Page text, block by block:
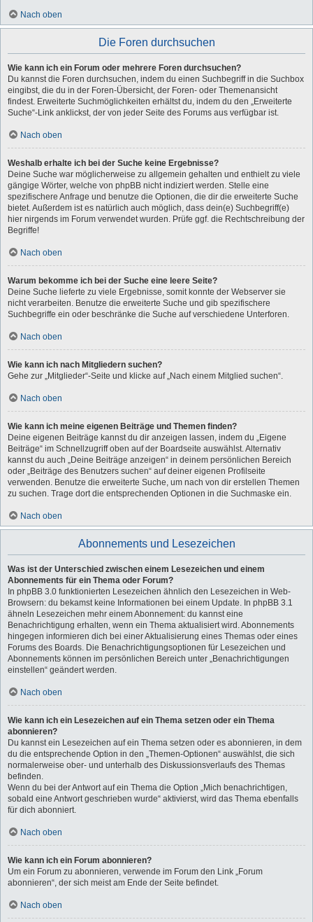
Nach oben
Die Foren durchsuchen
Wie kann ich ein Forum oder mehrere Foren durchsuchen?
Du kannst die Foren durchsuchen, indem du einen Suchbegriff in die Suchbox
eingibst, die du in der Foren-Übersicht, der Foren- oder Themenansicht
findest. Erweiterte Suchmöglichkeiten erhältst du, indem du den „Erweiterte
Suche“-Link anklickst, der von jeder Seite des Forums aus verfügbar ist.
Nach oben
Weshalb erhalte ich bei der Suche keine Ergebnisse?
Deine Suche war möglicherweise zu allgemein gehalten und enthielt zu viele
gängige Wörter, welche von phpBB nicht indiziert werden. Stelle eine
spezifischere Anfrage und benutze die Optionen, die dir die erweiterte Suche
bietet. Außerdem ist es natürlich auch möglich, dass dein(e) Suchbegriff(e)
hier nirgends im Forum verwendet wurden. Prüfe ggf. die Rechtschreibung der
Begriffe!
Nach oben
Warum bekomme ich bei der Suche eine leere Seite?
Deine Suche lieferte zu viele Ergebnisse, somit konnte der Webserver sie
nicht verarbeiten. Benutze die erweiterte Suche und gib spezifischere
Suchbegriffe ein oder beschränke die Suche auf verschiedene Unterforen.
Nach oben
Wie kann ich nach Mitgliedern suchen?
Gehe zur „Mitglieder“-Seite und klicke auf „Nach einem Mitglied suchen“.
Nach oben
Wie kann ich meine eigenen Beiträge und Themen finden?
Deine eigenen Beiträge kannst du dir anzeigen lassen, indem du „Eigene
Beiträge“ im Schnellzugriff oben auf der Boardseite auswählst. Alternativ
kannst du auch „Deine Beiträge anzeigen“ in deinem persönlichen Bereich
oder „Beiträge des Benutzers suchen“ auf deiner eigenen Profilseite
verwenden. Benutze die erweiterte Suche, um nach von dir erstellen Themen
zu suchen. Trage dort die entsprechenden Optionen in die Suchmaske ein.
Nach oben
Abonnements und Lesezeichen
Was ist der Unterschied zwischen einem Lesezeichen und einem
Abonnements für ein Thema oder Forum?
In phpBB 3.0 funktionierten Lesezeichen ähnlich den Lesezeichen in Web-
Browsern: du bekamst keine Informationen bei einem Update. In phpBB 3.1
ähneln Lesezeichen mehr einem Abonnement: du kannst eine
Benachrichtigung erhalten, wenn ein Thema aktualisiert wird. Abonnements
hingegen informieren dich bei einer Aktualisierung eines Themas oder eines
Forums des Boards. Die Benachrichtigungsoptionen für Lesezeichen und
Abonnements können im persönlichen Bereich unter „Benachrichtigungen
einstellen“ geändert werden.
Nach oben
Wie kann ich ein Lesezeichen auf ein Thema setzen oder ein Thema
abonnieren?
Du kannst ein Lesezeichen auf ein Thema setzen oder es abonnieren, in dem
du die entsprechende Option in den „Themen-Optionen“ auswählst, die sich
normalerweise ober- und unterhalb des Diskussionsverlaufs des Themas
befinden.
Wenn du bei der Antwort auf ein Thema die Option „Mich benachrichtigen,
sobald eine Antwort geschrieben wurde“ aktivierst, wird das Thema ebenfalls
für dich abonniert.
Nach oben
Wie kann ich ein Forum abonnieren?
Um ein Forum zu abonnieren, verwende im Forum den Link „Forum
abonnieren“, der sich meist am Ende der Seite befindet.
Nach oben